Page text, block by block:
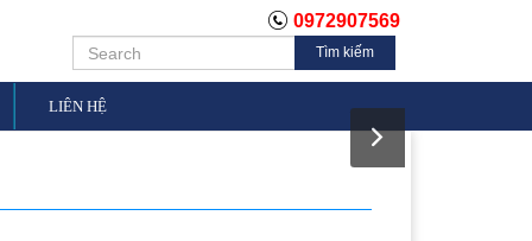
0972907569
Tìm kiếm
LIÊN HỆ